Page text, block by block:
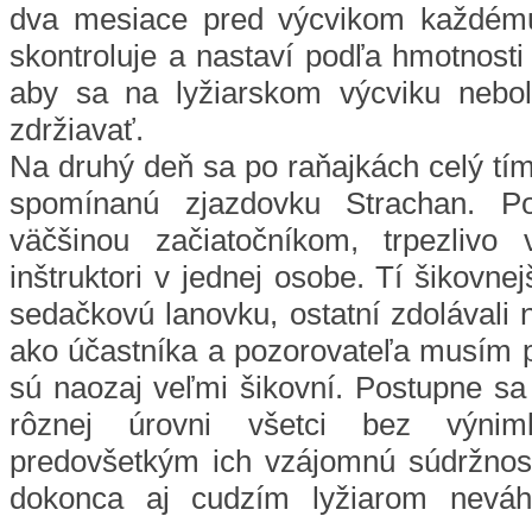
dva mesiace pred výcvikom
skontroluje a nastaví podľa
aby sa na lyžiarskom výcviku
zdržiavať.
Na druhý deň sa po raňajkách celý
spomínanú zjazdovku Strachan.
väčšinou začiatočníkom,
inštruktori v jednej osobe. Tí
sedačkovú lanovku, ostatní zdolávali
ako účastníka a pozorovateľa musím
sú naozaj veľmi šikovní. Postupne
rôznej úrovni všetci bez
predovšetkým ich vzájomnú
dokonca aj cudzím lyžiarom